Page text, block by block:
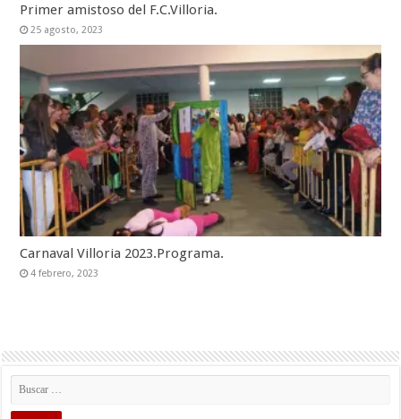
Primer amistoso del F.C.Villoria.
25 agosto, 2023
Carnaval Villoria 2023.Programa.
4 febrero, 2023